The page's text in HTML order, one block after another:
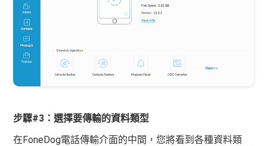
步驟#3：選擇要傳輸的資料類型
在FoneDog電話傳輸介面的中間，您將看到各種資料類